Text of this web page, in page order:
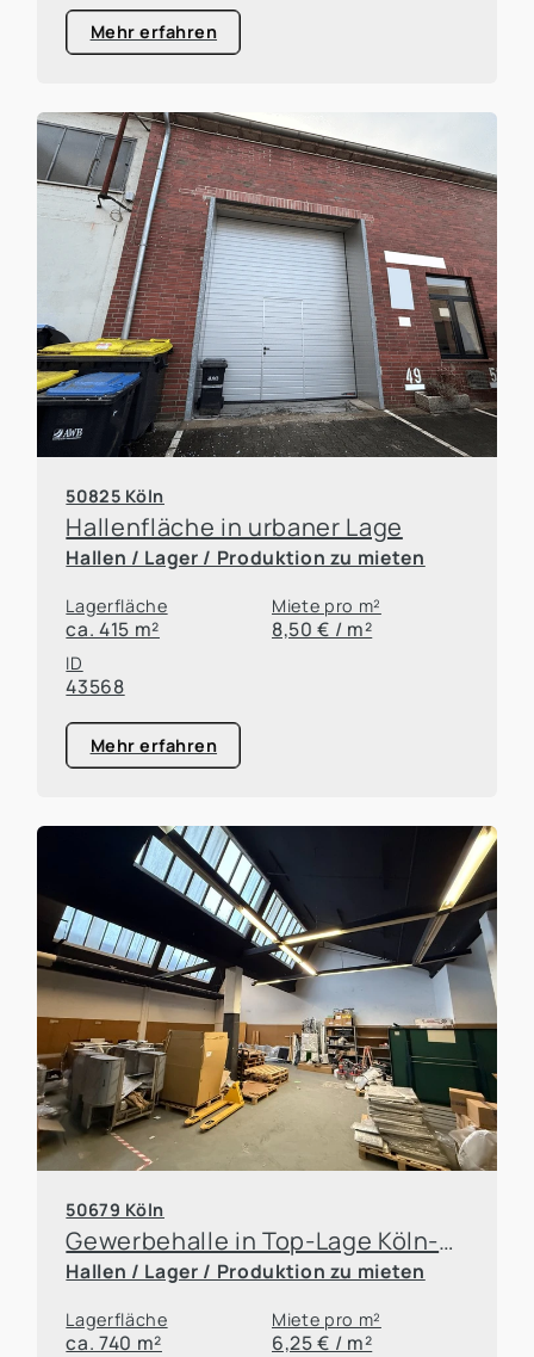
Mehr erfahren
50825 Köln
Hallenfläche in urbaner Lage
Hallen / Lager / Produktion zu mieten
Lagerfläche
ca. 415 m²
Miete pro m²
8,50 € / m²
ID
43568
Mehr erfahren
50679 Köln
Gewerbehalle in Top-Lage Köln-Deutz mit hervorragender Verkehrsanbindung
Hallen / Lager / Produktion zu mieten
Lagerfläche
ca. 740 m²
Miete pro m²
6,25 € / m²